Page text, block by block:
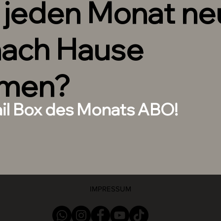
unserem Shop.
Spielraums beim Nagelbett für die
dir Short Nails 1-2mm Größer, wenn
Nagelbett hast, oder verwende vor
in deiner gewünschten Form
Anpassungen am Tip vorzunehmen
deiner Naturnägel.
jeden Monat
Hause
Box des Monats ABO!
IMPRESSUM